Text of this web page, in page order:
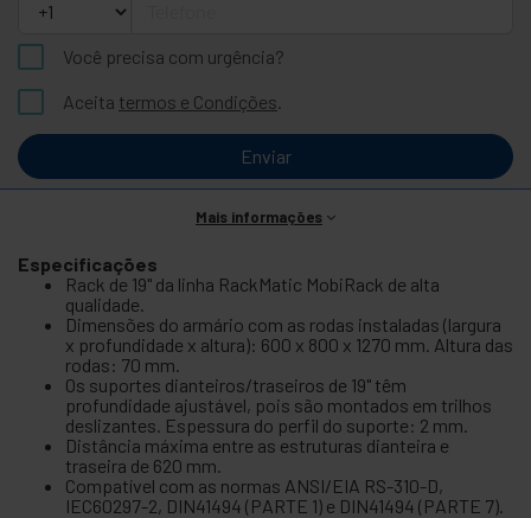
Você precisa com urgência?
Aceita termos e Condições.
Enviar
Mais informações
Especificações
Rack de 19" da linha RackMatic MobiRack de alta
qualidade.
Dimensões do armário com as rodas instaladas (largura
x profundidade x altura): 600 x 800 x 1270 mm. Altura das
rodas: 70 mm.
Os suportes dianteiros/traseiros de 19" têm
profundidade ajustável, pois são montados em trilhos
deslizantes. Espessura do perfil do suporte: 2 mm.
Distância máxima entre as estruturas dianteira e
traseira de 620 mm.
Compatível com as normas ANSI/EIA RS-310-D,
IEC60297-2, DIN41494 (PARTE 1) e DIN41494 (PARTE 7).